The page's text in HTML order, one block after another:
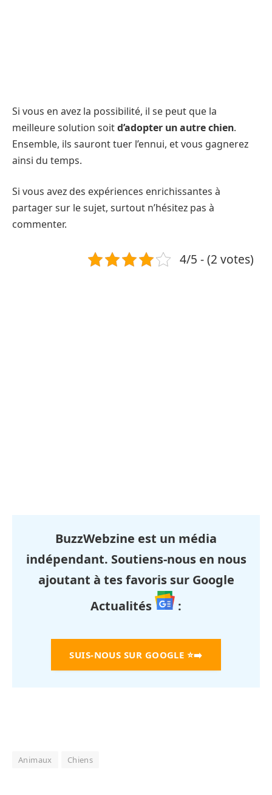
Si vous en avez la possibilité, il se peut que la
meilleure solution soitd’adopter un autre chien.
Ensemble, ils sauront tuer l’ennui, et vous gagnerez
ainsi du temps.
Si vous avez des expériences enrichissantes à
partager sur le sujet, surtout n’hésitez pas à
commenter.
4/5 - (2 votes)
BuzzWebzine est un média
indépendant. Soutiens-nous en nous
ajoutant à tes favoris sur Google
Actualités
:
SUIS-NOUS SUR GOOGLE ⭐➡️
Animaux Chiens